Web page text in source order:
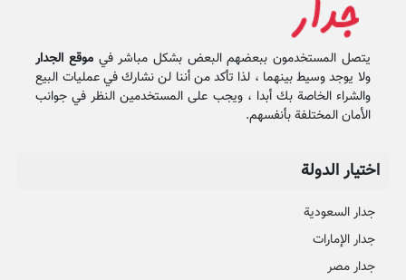
يتصل المستخدمون ببعضهم البعض بشكل مباشر في موقع الجدار
ولا يوجد وسيط بينهما ، لذا تأكد من أننا لن نشارك في عمليات البيع
والشراء الخاصة بك أبدا ، ويجب على المستخدمين النظر في جوانب
الأمان المختلفة بأنفسهم.
اختيار الدولة
جدار السعودية
جدار الإمارات
جدار مصر